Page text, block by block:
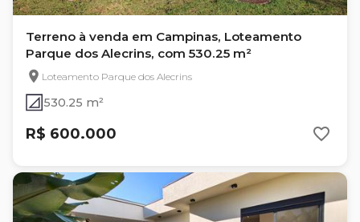
Terreno à venda em Campinas, Loteamento
Parque dos Alecrins, com 530.25 m²
Loteamento Parque dos Alecrins
530.25 m²
R$ 600.000